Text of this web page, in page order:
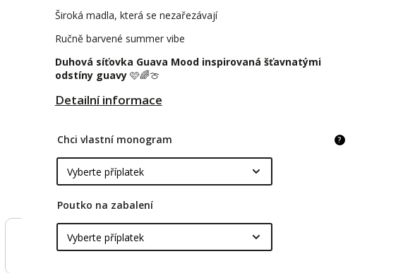
Široká madla, která se nezařezávají
Ručně barvené summer vibe
Duhová síťovka Guava Mood inspirovaná šťavnatými
odstíny guavy 🩷🌈🍈
Detailní informace
Chci vlastní monogram ?
Poutko na zabalení